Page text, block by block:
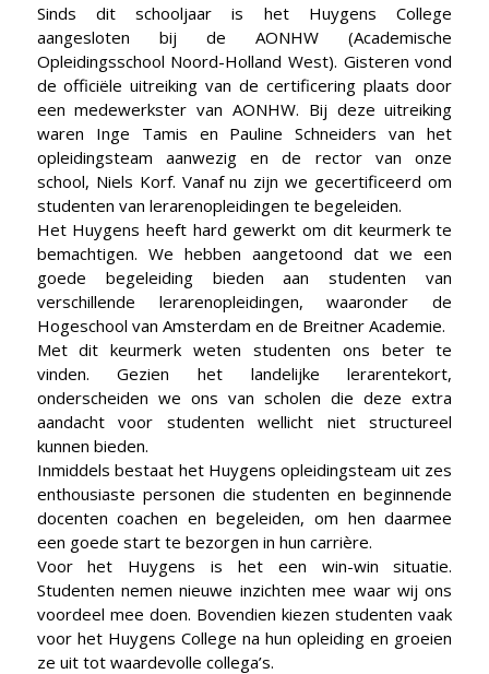
Sinds dit schooljaar is het Huygens College
aangesloten bij de AONHW (Academische
Opleidingsschool Noord-Holland West). Gisteren vond
de officiële uitreiking van de certificering plaats door
een medewerkster van AONHW. Bij deze uitreiking
waren Inge Tamis en Pauline Schneiders van het
opleidingsteam aanwezig en de rector van onze
school, Niels Korf. Vanaf nu zijn we gecertificeerd om
studenten van lerarenopleidingen te begeleiden.
Het Huygens heeft hard gewerkt om dit keurmerk te
bemachtigen. We hebben aangetoond dat we een
goede begeleiding bieden aan studenten van
verschillende lerarenopleidingen, waaronder de
Hogeschool van Amsterdam en de Breitner Academie.
Met dit keurmerk weten studenten ons beter te
vinden. Gezien het landelijke lerarentekort,
onderscheiden we ons van scholen die deze extra
aandacht voor studenten wellicht niet structureel
kunnen bieden.
Inmiddels bestaat het Huygens opleidingsteam uit zes
enthousiaste personen die studenten en beginnende
docenten coachen en begeleiden, om hen daarmee
een goede start te bezorgen in hun carrière.
Voor het Huygens is het een win-win situatie.
Studenten nemen nieuwe inzichten mee waar wij ons
voordeel mee doen. Bovendien kiezen studenten vaak
voor het Huygens College na hun opleiding en groeien
ze uit tot waardevolle collega’s.